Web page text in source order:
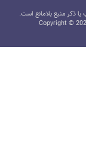
ذکر منبع بلامانع است.
Copyright ©